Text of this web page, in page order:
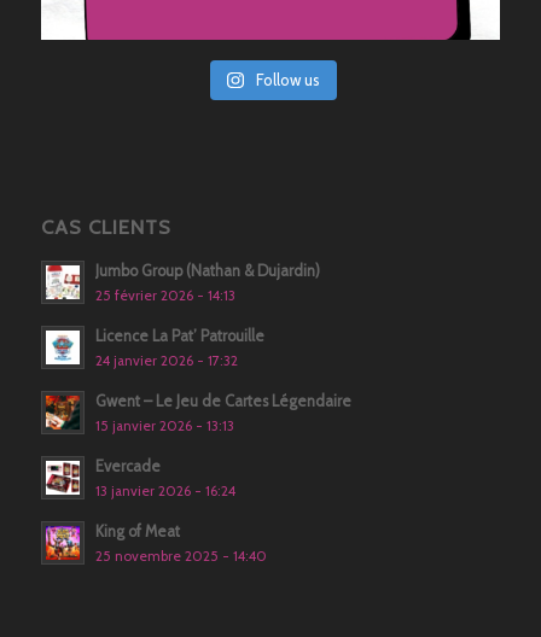
Follow us
CAS CLIENTS
Jumbo Group (Nathan & Dujardin)
25 février 2026 - 14:13
Licence La Pat’ Patrouille
24 janvier 2026 - 17:32
Gwent – Le Jeu de Cartes Légendaire
15 janvier 2026 - 13:13
Evercade
13 janvier 2026 - 16:24
King of Meat
25 novembre 2025 - 14:40